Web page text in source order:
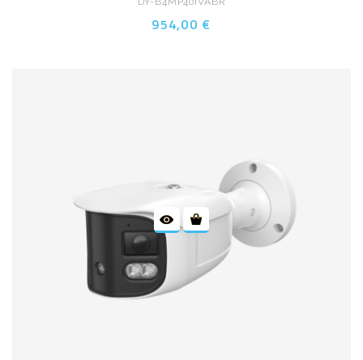
954,00 €